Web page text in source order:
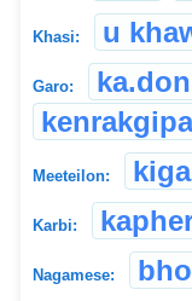
Khasi: u
Garo:
kenrakgipa
Meeteilon:
Karbi:
Nagamese: